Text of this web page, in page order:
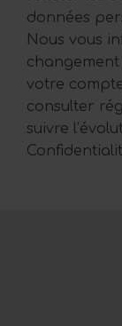
données
Nous vous
changement
votre
consulter
suivre